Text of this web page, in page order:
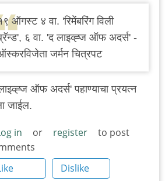
ऑगस्ट ४ वा. 'रिमेंबरिंग विली
६ वा. 'द लाइव्ह्ज ऑफ अदर्स' -
जर्मन चित्रपट
ऑफ अदर्स' पहाण्याचा प्रयत्न
जाईल.
in or register
to post
Dislike